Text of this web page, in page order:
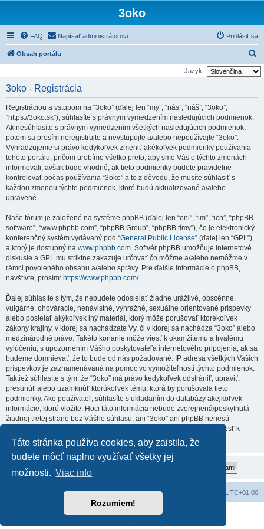
Táto stránka používa cookies, aby zaistila, že
budete môcť naplno využívať všetky jej
možnosti. Viac info
Rozumiem!
3oko
FAQ Napísať administrátorovi Prihlásiť sa
Obsah portálu
ľ
Jazyk:
3oko - Registrácia
Registráciou a vstupom na “3oko” (ďalej len “my”, “nás”, “náš”, “3oko”,
“https://3oko.sk”), súhlasíte s právnym vymedzením nasledujúcich podmienok.
Ak nesúhlasíte s právnym vymedzením všetkých nasledujúcich podmienok,
potom sa prosím neregistrujte a nevstupujte a/alebo nepoužívajte “3oko”.
Vyhradzujeme si právo kedykoľvek zmeniť akékoľvek podmienky používania
tohoto portálu, pričom urobíme všetko preto, aby sme Vás o týchto zmenách
informovali, avšak bude vhodné, ak tieto podmienky budete pravidelne
kontrolovať počas používania “3oko” a to z dôvodu, že musíte súhlasiť s
každou zmenou týchto podmienok, ktoré budú aktualizované a/alebo
upravené.
Naše fórum je založené na systéme phpBB (ďalej len “oni”, “im”, “ich”, “phpBB
software”, “www.phpbb.com”, “phpBB Group”, “phpBB tímy”), čo je elektronický
konferenčný systém vydávaný pod “General Public License” (ďalej len “GPL”),
a ktorý je dostupný na www.phpbb.com. Softvér phpBB umožňuje internetové
diskusie a GPL mu striktne zakazuje určovať čo môžme a/alebo nemôžme v
rámci povoleného obsahu a/alebo správy. Pre ďalšie informácie o phpBB,
navštívte, prosím: https://www.phpbb.com/.
Ďalej súhlasíte s tým, že nebudete odosielať žiadne urážlivé, obscénne,
vulgárne, ohováracie, nenávistné, výhražné, sexuálne orientované príspevky
alebo posielať akýkoľvek iný materiál, ktorý môže porušovať ktorékoľvek
zákony krajiny, v ktorej sa nachádzate Vy, či v ktorej sa nachádza “3oko” alebo
medzinárodné právo. Takéto konanie môže viesť k okamžitému a trvalému
vylúčeniu, s upozornením Vášho poskytovateľa internetového pripojenia, ak sa
budeme domnievať, že to bude od nás požadované. IP adresa všetkých Vašich
príspevkov je zaznamenávaná na pomoc vo vymožiteľnosti týchto podmienok.
Taktiež súhlasíte s tým, že “3oko” má právo kedykoľvek odstrániť, upraviť,
presunúť alebo uzamknúť ktorúkoľvek tému, ktorá by porušovala tieto
podmienky. Ako používateľ, súhlasíte s ukladaním do databázy akejkoľvek
informácie, ktorú vložíte. Hoci táto informácia nebude zverejnená/poskytnutá
žiadnej tretej strane bez Vášho súhlasu, ani “3oko” ani phpBB nenesú
zodpovednosť za akýkoľvek pokus o prienik (hacking), ktorý môže viesť k
zneužitiu týchto údajov.
UTC+01:00
Založené na
® Forum Software © phpBB Limited